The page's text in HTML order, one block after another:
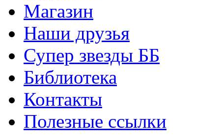
Магазин
Наши друзья
Супер звезды ББ
Библиотека
Контакты
Полезные ссылки